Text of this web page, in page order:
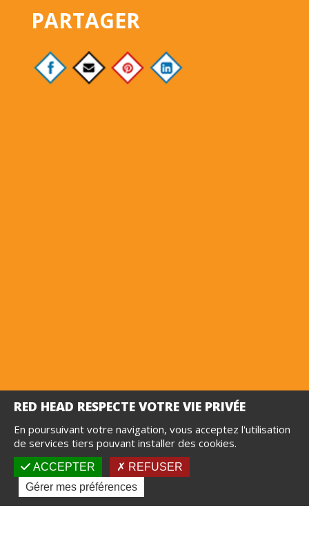
PARTAGER
Découvrez nos tutoriaux vidéo
En poursuivant votre navigation, vous acceptez l'utilisation
de services tiers pouvant installer des cookies.
ACCEPTER
REFUSER
Gérer mes préférences